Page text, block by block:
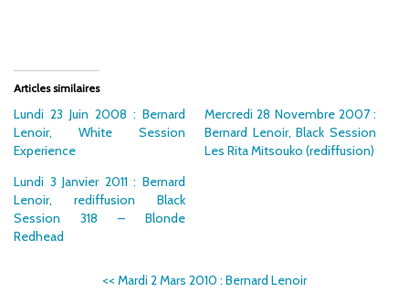
Articles similaires
Lundi 23 Juin 2008 : Bernard
Lenoir, White Session
Experience
Mercredi 28 Novembre 2007 :
Bernard Lenoir, Black Session
Les Rita Mitsouko (rediffusion)
Lundi 3 Janvier 2011 : Bernard
Lenoir, rediffusion Black
Session 318 – Blonde
Redhead
<< Mardi 2 Mars 2010 : Bernard Lenoir